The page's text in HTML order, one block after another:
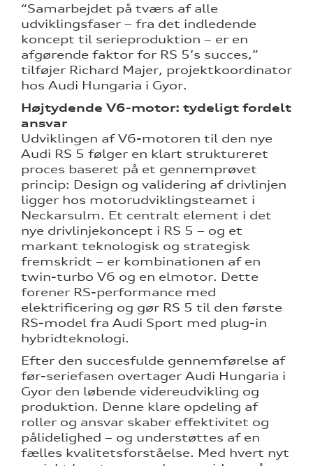
“Samarbejdet på tværs af alle
udviklingsfaser – fra det indledende
koncept til serieproduktion – er en
afgørende faktor for RS 5’s succes,”
tilføjer Richard Majer, projektkoordinator
hos Audi Hungaria i Gyor.
Højtydende V6-motor: tydeligt fordelt
ansvar
Udviklingen af V6-motoren til den nye
Audi RS 5 følger en klart struktureret
proces baseret på et gennemprøvet
princip: Design og validering af drivlinjen
ligger hos motorudviklingsteamet i
Neckarsulm. Et centralt element i det
nye drivlinjekoncept i RS 5 – og et
markant teknologisk og strategisk
fremskridt – er kombinationen af en
twin-turbo V6 og en elmotor. Dette
forener RS-performance med
elektrificering og gør RS 5 til den første
RS-model fra Audi Sport med plug-in
hybridteknologi.
Efter den succesfulde gennemførelse af
før-seriefasen overtager Audi Hungaria i
Gyor den løbende videreudvikling og
produktion. Denne klare opdeling af
roller og ansvar skaber effektivitet og
pålidelighed – og understøttes af en
fælles kvalitetsforståelse. Med hvert nyt